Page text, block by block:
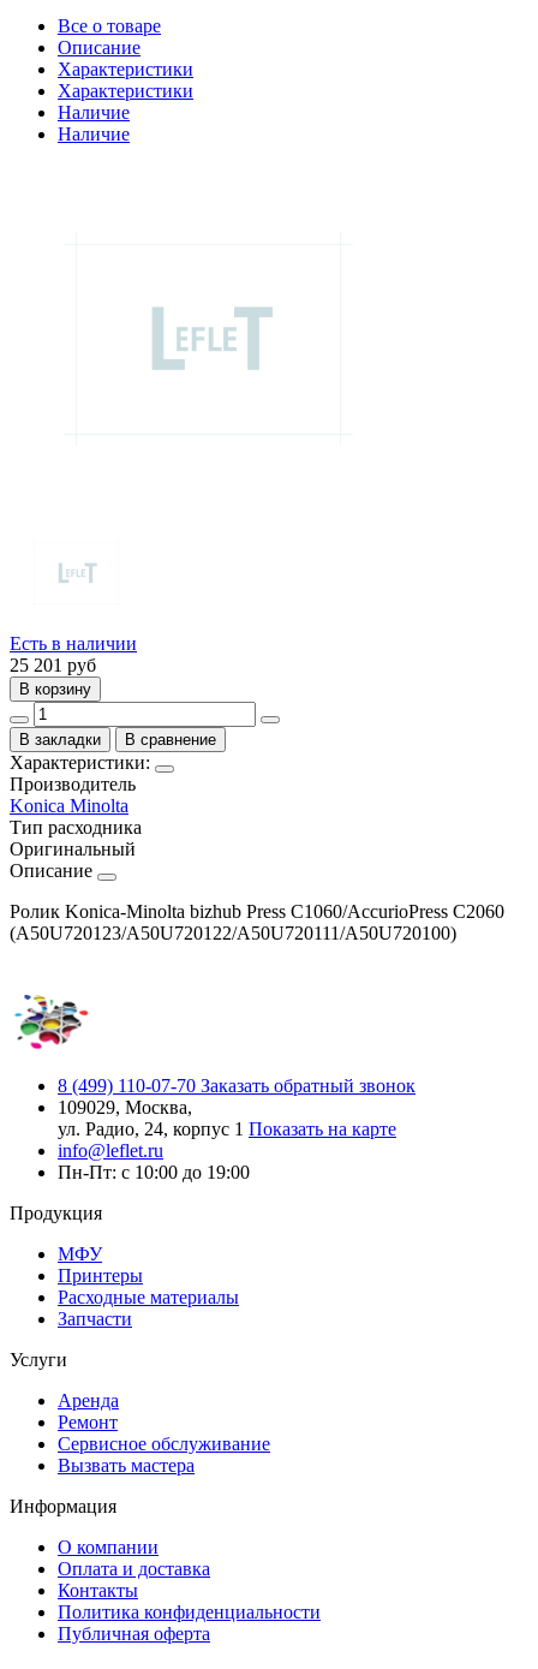
Все о товаре
Описание
Характеристики
Характеристики
Наличие
Наличие
Есть в наличии
25 201 руб
В корзину
В закладки В сравнение
Характеристики:
Производитель
Konica Minolta
Тип расходника
Оригинальный
Описание
Ролик Konica-Minolta bizhub Press C1060/AccurioPress C2060
(A50U720123/A50U720122/A50U720111/A50U720100)
8 (499) 110-07-70 Заказать обратный звонок
109029, Москва,
ул. Радио, 24, корпус 1 Показать на карте
info@leflet.ru
Пн-Пт: с 10:00 до 19:00
Продукция
МФУ
Принтеры
Расходные материалы
Запчасти
Услуги
Аренда
Ремонт
Сервисное обслуживание
Вызвать мастера
Информация
О компании
Оплата и доставка
Контакты
Политика конфиденциальности
Публичная оферта